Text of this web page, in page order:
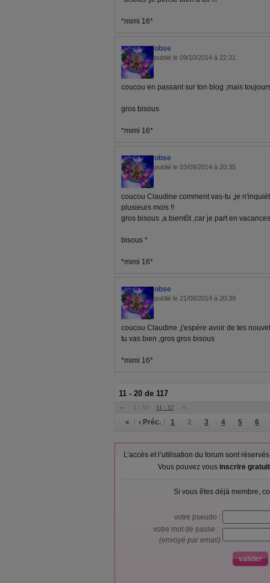
*mimi 16*
obse
publié le 09/10/2014 à 22:31
coucou en passant sur ton blog ;mais
gros bisous
*mimi 16*
obse
publié le 03/09/2014 à 20:35
coucou Claudine comment vas-tu ,je
plusieurs mois !!
gros bisous ,a bientôt ,car je part en
bisous *
*mimi 16*
obse
publié le 21/08/2014 à 20:39
coucou Claudine ,j'espère avoir de tes
tu vas bien ,gros gros bisous
*mimi 16*
11 - 20 de 117
« 1 - 10 11 - 12 »
« ‹ Préc. 1 2 3 4 5 6
L’accès et l’utilisation du forum sont
Vous pouvez vous inscrire
Si vous êtes déjà membre,
votre pseudo :
votre mot de passe :
(envoyé par email)